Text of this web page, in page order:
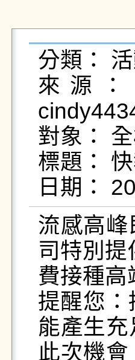
分類：
來源
對象：
標題：
流感高
司特別
費接種高
提醒您
能產生
此次機